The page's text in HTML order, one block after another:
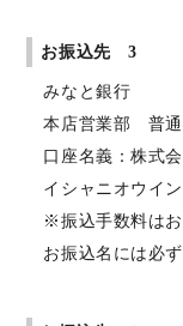
お振込先 3
みなと銀行
本店営業部 普通
口座名義：株式
イシャニオウイ
※振込手数料はお
お振込名には必